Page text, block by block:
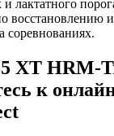
и лактатного
восстановлению
соревнованиях.
XT HRM-
к